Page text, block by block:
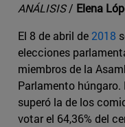
ANÁLISIS/ Elena
El 8 de abril de 2018
elecciones
miembros de la
Parlamento
superó la de los
votar el 64,36% del